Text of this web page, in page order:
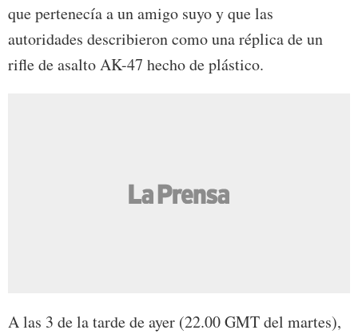
que pertenecía a un amigo suyo y que las
autoridades describieron como una réplica de un
rifle de asalto AK-47 hecho de plástico.
A las 3 de la tarde de ayer (22.00 GMT del martes),